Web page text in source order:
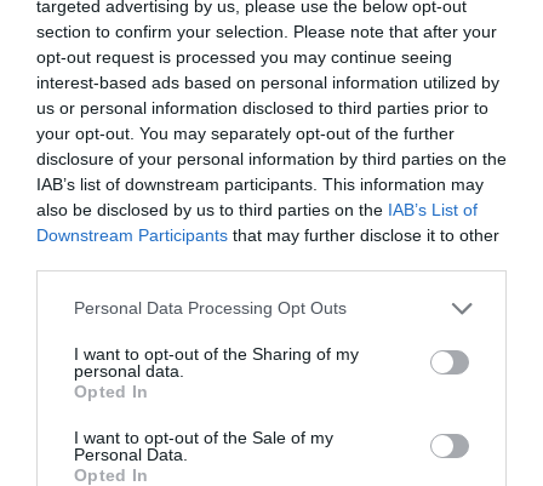
targeted advertising by us, please use the below opt-out
section to confirm your selection. Please note that after your
opt-out request is processed you may continue seeing
interest-based ads based on personal information utilized by
us or personal information disclosed to third parties prior to
your opt-out. You may separately opt-out of the further
disclosure of your personal information by third parties on the
IAB’s list of downstream participants. This information may
also be disclosed by us to third parties on the IAB’s List of
Downstream Participants that may further disclose it to other
Personal Data Processing Opt Outs
I want to opt-out of the Sharing of my
personal data.
Opted In
I want to opt-out of the Sale of my
Personal Data.
Opted In
είχε γνωστοποιήσει την πρόθεση παραίτησής του.
Της Βίκυς Βετουλάκη
TAGS:
ΔΗΜΟΣ ΚΑΛΑΜΑΤΑΣ
ΔΗΜΟΤΙΚΟ ΣΥΜΒΟΥΛΙΟ ΚΑΛΑΜΑΤΑΣ
ΔΗΜΟΤΙΚΟ ΣΥΜΒΟΥΛΙΟ ΠΥΛΟΥ - ΝΕΣΤΟΡΟΣ
Facebook